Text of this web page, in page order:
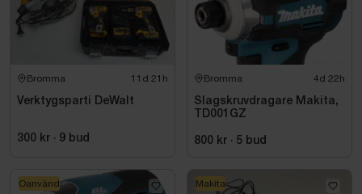
Bromma 11d 21h
Verktygsparti DeWalt
300 kr · 9 bud
Bromma 4d 22h
Slagskruvdragare Makita,
TD001GZ
800 kr · 5 bud
Oanvänd Makita